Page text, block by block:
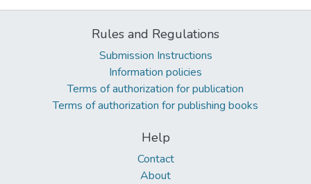
Rules and Regulations
Submission Instructions
Information policies
Terms of authorization for publication
Terms of authorization for publishing books
Help
Contact
About